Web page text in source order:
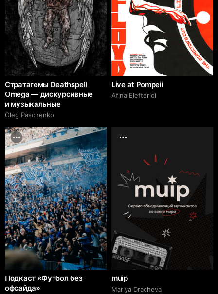
Стратагемы Deathspell
Omega — дискурсивные
и музыкальные
Oleg Paschenko
Live at Pompeii
Afina Elefteridi
Подкаст «Футбол без
офсайда»
muip
Mariya Dracheva